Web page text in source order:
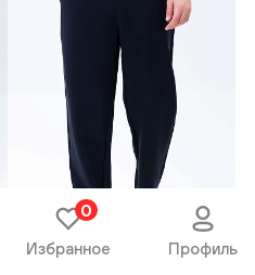
Избранное
0
Профиль